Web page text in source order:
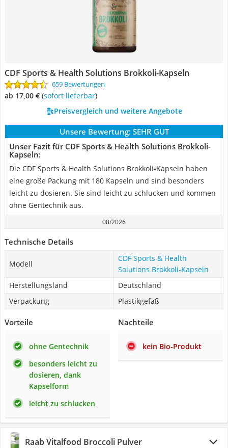
CDF Sports & Health Solutions Brokkoli-Kapseln
659 Bewertungen
ab 17,00 € ( Sofort lieferbar)
Preisvergleich und weitere Angebote
Unsere Bewertung: SEHR GUT
Unser Fazit für CDF Sports & Health Solutions Brokkoli-
Kapseln:
Die CDF Sports & Health Solutions Brokkoli-Kapseln haben
eine große Packung mit 180 Kapseln und sind besonders
leicht zu dosieren. Sie sind leicht zu schlucken und kommen
ohne Gentechnik aus.
08/2026
Technische Details
Modell
CDF Sports & Health
Solutions Brokkoli-Kapseln
Herstellungsland
Deutschland
Verpackung
Plastikgefäß
Vorteile
ohne Gentechnik
besonders leicht zu
dosieren, dank
Kapselform
leicht zu schlucken
Nachteile
kein Bio-Produkt
Raab Vitalfood Broccoli Pulver